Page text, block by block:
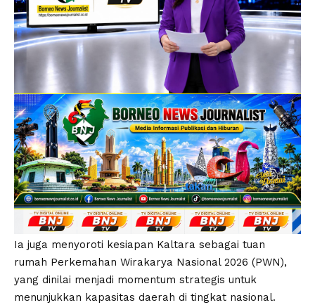
Ia juga menyoroti kesiapan Kaltara sebagai tuan
rumah Perkemahan Wirakarya Nasional 2026 (PWN),
yang dinilai menjadi momentum strategis untuk
menunjukkan kapasitas daerah di tingkat nasional.